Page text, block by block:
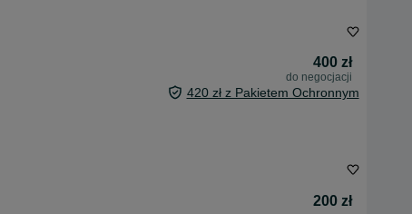
400 zł
do negocjacji
420 zł z Pakietem Ochronnym
200 zł